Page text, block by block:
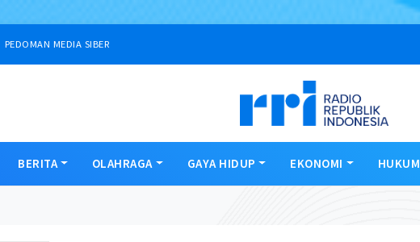
PEDOMAN MEDIA SIBER
BERITA OLAHRAGA GAYA HIDUP EKONOMI HUKUM